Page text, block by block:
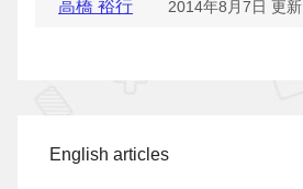
高橋 裕行 2014年8月7日 更新
English articles